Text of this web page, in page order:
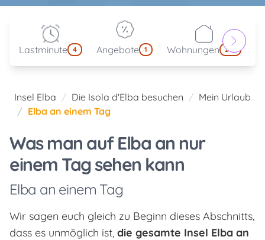
Lastminute 4 Angebote 1 Wohnungen 214
Insel Elba Die Isola d'Elba besuchen
Mein Urlaub
Elba an einem Tag
Was man auf Elba an nur
einem Tag sehen kann
Elba an einem Tag
Wir sagen euch gleich zu Beginn dieses Abschnitts,
dass es unmöglich ist, die gesamte Insel Elba an